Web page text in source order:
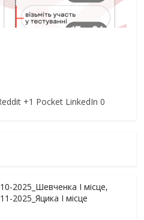
+1 Pocket LinkedIn 0
2025_Шевченка І місце,
2025_Яцика І місце